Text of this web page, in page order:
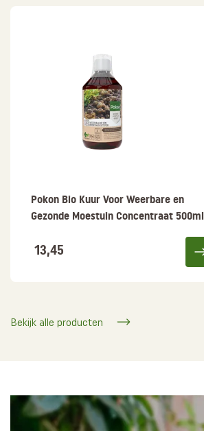
Pokon Bio Kuur Voor Weerbare en
Gezonde Moestuin Concentraat 500ml
13,45
Bekijk alle producten